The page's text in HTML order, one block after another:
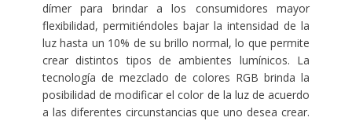
dímer para brindar a los consumidores mayor
flexibilidad, permitiéndoles bajar la intensidad de la
luz hasta un 10% de su brillo normal, lo que permite
crear distintos tipos de ambientes lumínicos. La
tecnología de mezclado de colores RGB brinda la
posibilidad de modificar el color de la luz de acuerdo
a las diferentes circunstancias que uno desea crear.